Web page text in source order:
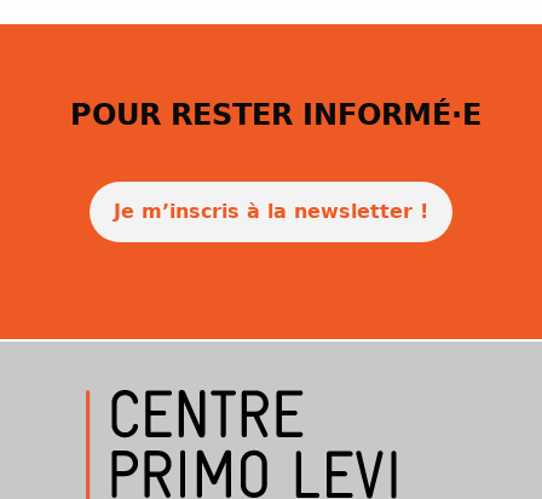
POUR RESTER INFORMÉ·E
Je m’inscris à la newsletter !